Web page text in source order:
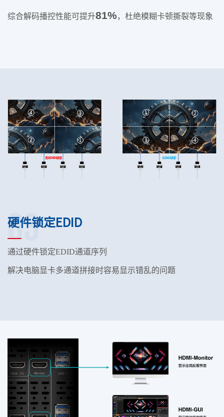
综合解码播控性能可提升81% ，杜绝模糊卡顿撕裂等现象
硬件锁定EDID
03
通过硬件锁定EDID通道序列
解决电脑显卡多通道拼接时容易显示错乱的问题